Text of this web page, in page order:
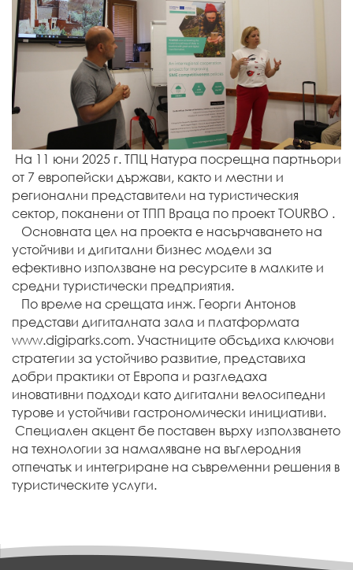
На 11 юни 2025 г. ТПЦ Натура посрещна партньори
от 7 европейски държави, както и местни и
регионални представители на туристическия
сектор, поканени от ТПП Враца по проект TOURBO .
Основната цел на проекта е насърчаването на
устойчиви и дигитални бизнес модели за
ефективно използване на ресурсите в малките и
средни туристически предприятия.
По време на срещата инж. Георги Антонов
представи дигиталната зала и платформата
www.digiparks.com. Участниците обсъдиха ключови
стратегии за устойчиво развитие, представиха
добри практики от Европа и разгледаха
иновативни подходи като дигитални велосипедни
турове и устойчиви гастрономически инициативи.
Специален акцент бе поставен върху използването
на технологии за намаляване на въглеродния
отпечатък и интегриране на съвременни решения в
туристическите услуги.